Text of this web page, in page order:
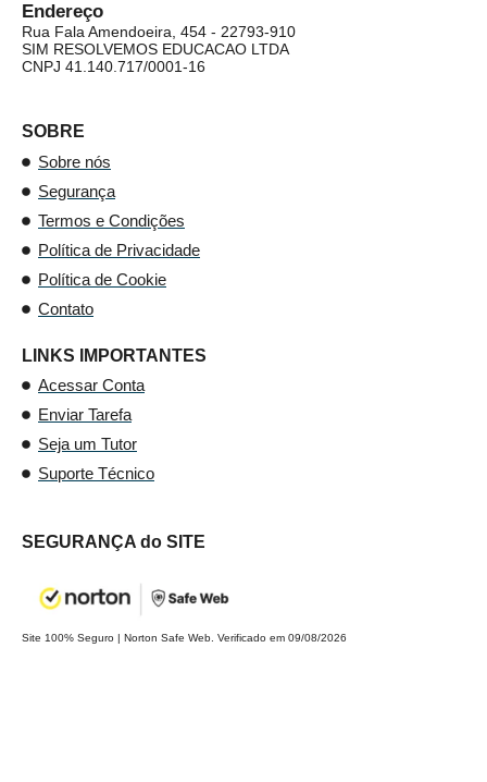
Endereço
Rua Fala Amendoeira, 454 - 22793-910
SIM RESOLVEMOS EDUCACAO LTDA
CNPJ 41.140.717/0001-16
SOBRE
Sobre nós
Segurança
Termos e Condições
Política de Privacidade
Política de Cookie
Contato
LINKS IMPORTANTES
Acessar Conta
Enviar Tarefa
Seja um Tutor
Suporte Técnico
SEGURANÇA do SITE
Site 100% Seguro | Norton Safe Web. Verificado em 09/08/2026